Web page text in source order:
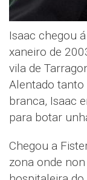
Isaac chegou
xaneiro de
vila de
Alentado
branca, Isaac
para botar
Chegou a
zona onde